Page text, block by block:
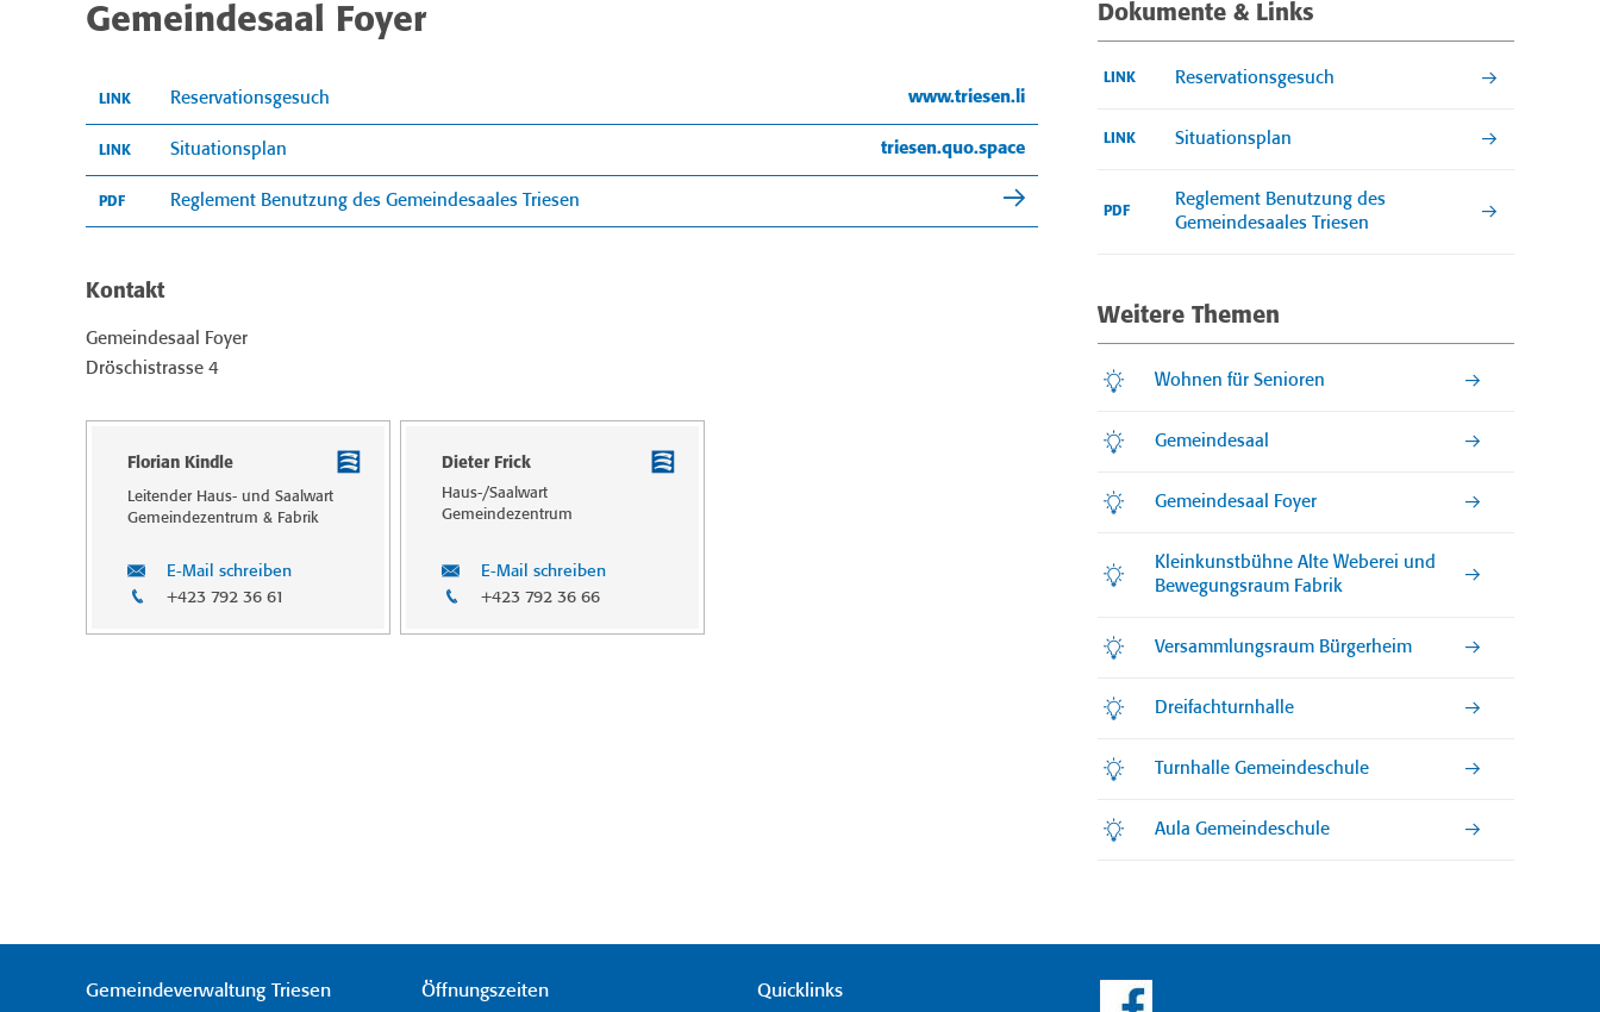
Gemeindesaal Foyer
LINK Reservationsgesuch www.triesen.li
LINK Situationsplan triesen.quo.space
PDF Reglement Benutzung des Gemeindesaales Triesen
Kontakt
Gemeindesaal Foyer
Dröschistrasse 4
Florian Kindle
Leitender Haus- und Saalwart
Gemeindezentrum & Fabrik
E-Mail schreiben
+423 792 36 61
Dieter Frick
Haus-/Saalwart
Gemeindezentrum
E-Mail schreiben
+423 792 36 66
Dokumente & Links
LINK Reservationsgesuch
LINK Situationsplan
PDF
Reglement Benutzung des
Gemeindesaales Triesen
Weitere Themen
Wohnen für Senioren
Gemeindesaal
Gemeindesaal Foyer
Kleinkunstbühne Alte Weberei und
Bewegungsraum Fabrik
Versammlungsraum Bürgerheim
Dreifachturnhalle
Turnhalle Gemeindeschule
Aula Gemeindeschule
Gemeindeverwaltung Triesen Öffnungszeiten Quicklinks